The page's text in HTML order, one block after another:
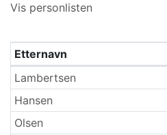
Vis personlisten
Etternavn
Etternavn
Lambertsen
Hansen
Olsen